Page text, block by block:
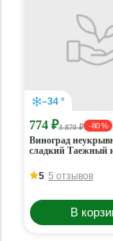
–34 °
774 ₽3 870 ₽ - 80 %
Виноград
сладкий Таежный
5 5 отзывов
В